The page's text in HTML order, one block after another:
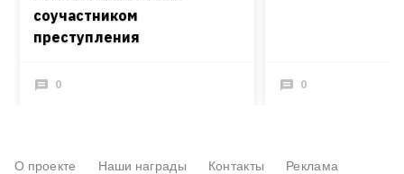
соучастником
преступления
0 0
О проекте Наши награды Контакты Реклама